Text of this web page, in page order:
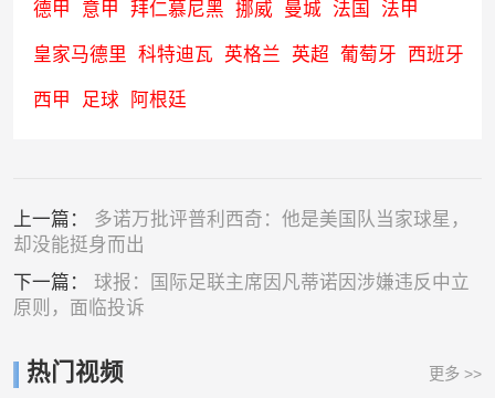
德甲 意甲 拜仁慕尼黑 挪威 曼城 法国 法甲
皇家马德里 科特迪瓦 英格兰 英超 葡萄牙 西班牙
西甲 足球 阿根廷
上一篇： 多诺万批评普利西奇：他是美国队当家球星，
却没能挺身而出
下一篇： 球报：国际足联主席因凡蒂诺因涉嫌违反中立
原则，面临投诉
热门视频 更多 >>